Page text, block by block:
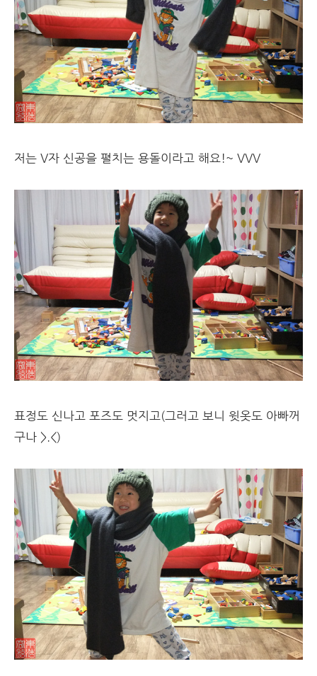
저는 V자 신공을 펼치는 용돌이라고 해요!~ VVV
표정도 신나고 포즈도 멋지고(그러고 보니 윗옷도 아빠꺼
구나 >.<)